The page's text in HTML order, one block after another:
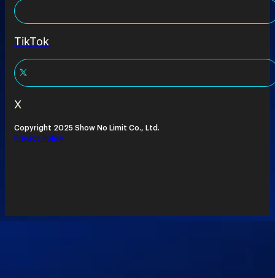
TikTok
X
Copyright 2025 Show No Limit Co., Ltd.
Privacy Policy